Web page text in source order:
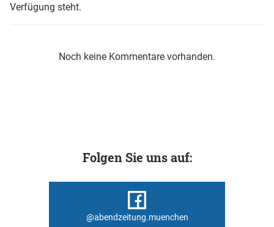
Verfügung steht.
Noch keine Kommentare vorhanden.
Folgen Sie uns auf:
@abendzeitung.muenchen